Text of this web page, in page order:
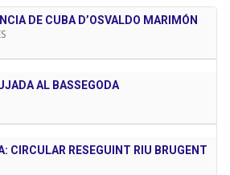
DE CUBA D’OSVALDO MARIMÓN
AL BASSEGODA
CIRCULAR RESEGUINT RIU BRUGENT